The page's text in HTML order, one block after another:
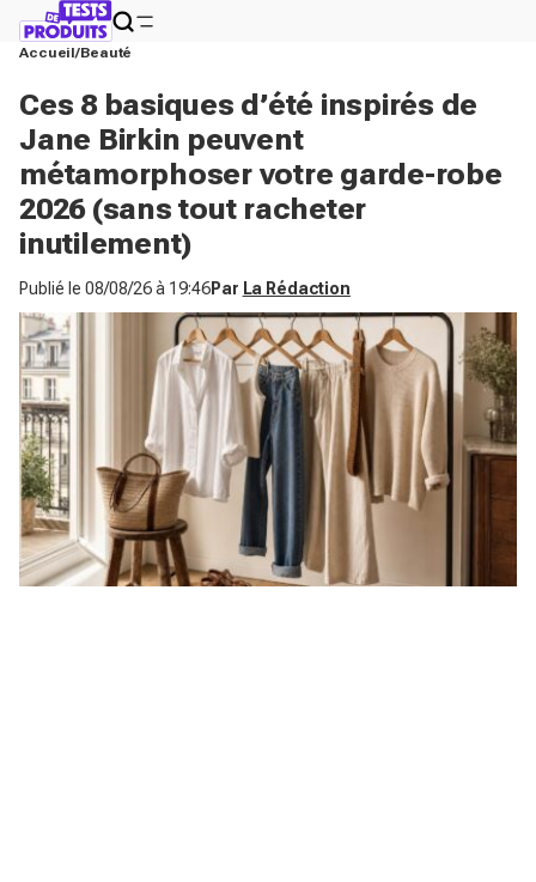
Accueil Beauté
Ces 8 basiques d’été inspirés de
Jane Birkin peuvent
métamorphoser votre garde-robe
2026 (sans tout racheter
inutilement)
Publié le 08/08/26 à 19:46Par La Rédaction